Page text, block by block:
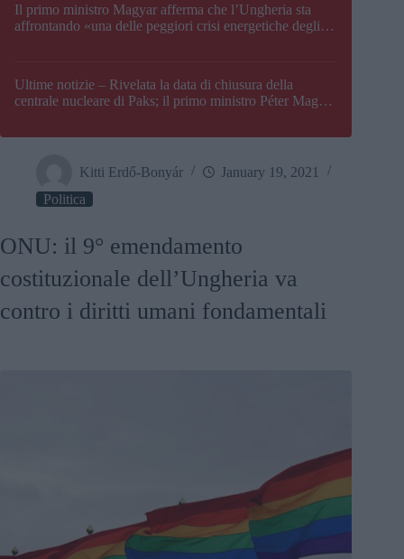
Il primo ministro Magyar afferma che l’Ungheria sta
affrontando «una delle peggiori crisi energetiche degli
Ultime notizie – Rivelata la data di chiusura della
centrale nucleare di Paks; il primo ministro Péter Magyar
Kitti Erdő-Bonyár
January 19, 2021
Politica
ONU: il 9° emendamento
costituzionale dell’Ungheria va
contro i diritti umani fondamentali